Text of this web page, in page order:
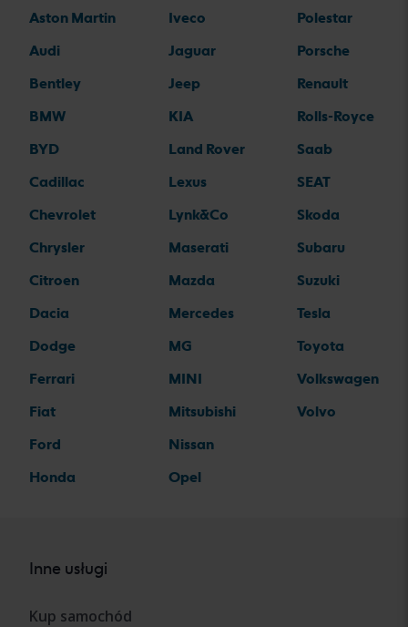
Aston Martin
Audi
Bentley
BMW
BYD
Cadillac
Chevrolet
Chrysler
Citroen
Dacia
Dodge
Ferrari
Fiat
Ford
Honda
Iveco
Jaguar
Jeep
KIA
Land Rover
Lexus
Lynk&Co
Maserati
Mazda
Mercedes
MG
MINI
Mitsubishi
Nissan
Opel
Polestar
Porsche
Renault
Rolls-Royce
Saab
SEAT
Skoda
Subaru
Suzuki
Tesla
Toyota
Volkswagen
Volvo
Inne usługi
Kup samochód